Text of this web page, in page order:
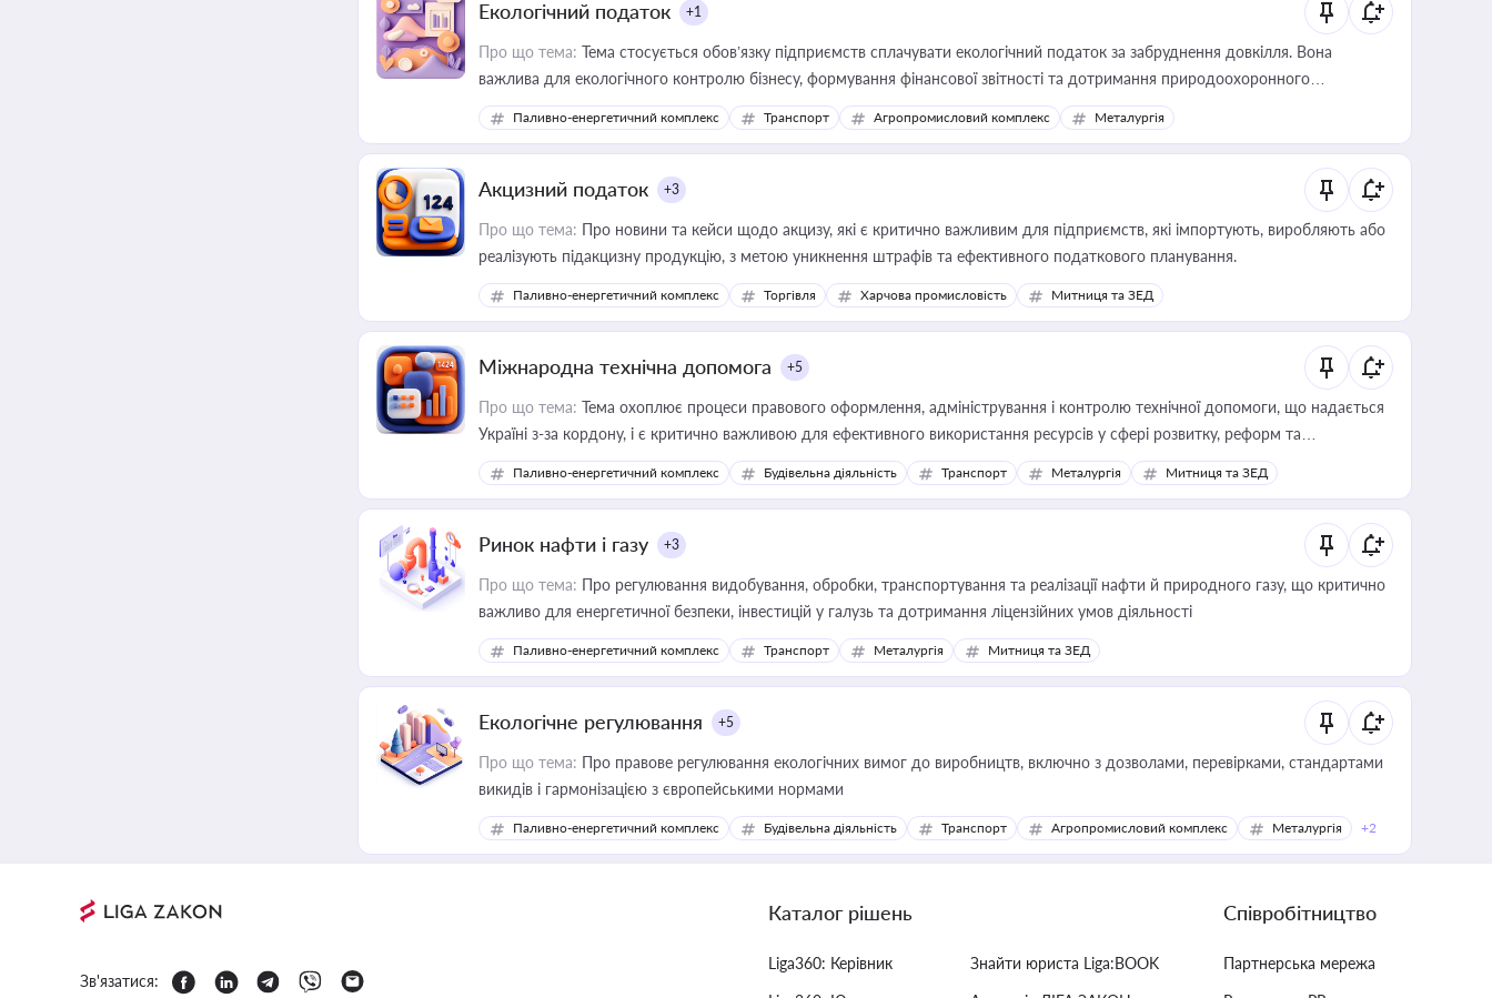
Екологічний податок +1
Про що тема: Тема стосується обов’язку підприємств сплачувати екологічний податок за забруднення довкілля. Вона
важлива для екологічного контролю бізнесу, формування фінансової звітності та дотримання природоохоронного
законодавства
Паливно-енергетичний комплекс Транспорт Агропромисловий комплекс Металургія
Акцизний податок +3
Про що тема: Про новини та кейси щодо акцизу, які є критично важливим для підприємств, які імпортують, виробляють або
реалізують підакцизну продукцію, з метою уникнення штрафів та ефективного податкового планування.
Паливно-енергетичний комплекс Торгівля Харчова промисловість Митниця та ЗЕД
Міжнародна технічна допомога +5
Про що тема: Тема охоплює процеси правового оформлення, адміністрування і контролю технічної допомоги, що надається
Україні з-за кордону, і є критично важливою для ефективного використання ресурсів у сфері розвитку, реформ та
інфраструктурних проєктів
Паливно-енергетичний комплекс Будівельна діяльність Транспорт Металургія Митниця та ЗЕД
Ринок нафти і газу +3
Про що тема: Про регулювання видобування, обробки, транспортування та реалізації нафти й природного газу, що критично
важливо для енергетичної безпеки, інвестицій у галузь та дотримання ліцензійних умов діяльності
Паливно-енергетичний комплекс Транспорт Металургія Митниця та ЗЕД
Екологічне регулювання +5
Про що тема: Про правове регулювання екологічних вимог до виробництв, включно з дозволами, перевірками, стандартами
викидів і гармонізацією з європейськими нормами
Паливно-енергетичний комплекс Будівельна діяльність Транспорт Агропромисловий комплекс Металургія +2
Зв'язатися:
Каталог рішень
Liga360: Керівник
Знайти юриста Liga:BOOK
Співробітництво
Партнерська мережа